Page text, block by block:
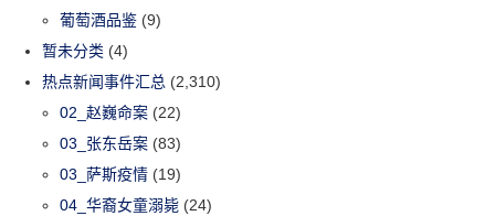
葡萄酒品鉴 (9)
暂未分类 (4)
热点新闻事件汇总 (2,310)
02_赵巍命案 (22)
03_张东岳案 (83)
03_萨斯疫情 (19)
04_华裔女童溺毙 (24)